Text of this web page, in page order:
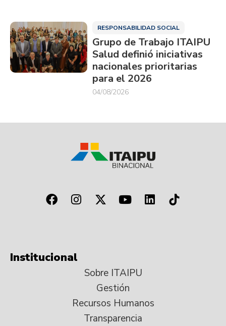
RESPONSABILIDAD SOCIAL
Grupo de Trabajo ITAIPU
Salud definió iniciativas
nacionales prioritarias
para el 2026
04/08/2026
Institucional
Sobre ITAIPU
Gestión
Recursos Humanos
Transparencia